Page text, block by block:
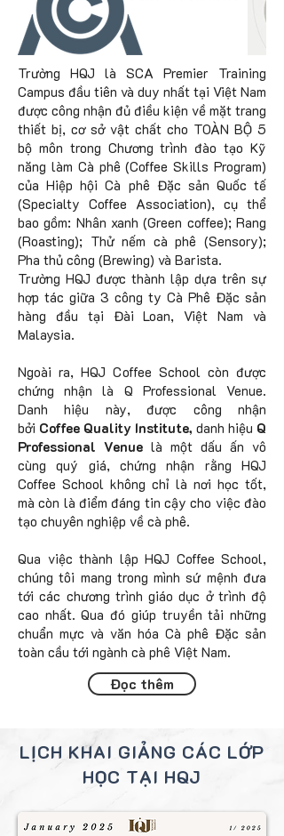
Trường HQJ là SCA Premier Training
Campus đầu tiên và duy nhất tại Việt Nam
được công nhận đủ điều kiện về mặt trang
thiết bị, cơ sở vật chất cho TOÀN BỘ 5
bộ môn trong Chương trình đào tạo Kỹ
năng làm Cà phê (Coffee Skills Program)
của Hiệp hội Cà phê Đặc sản Quốc tế
(Specialty Coffee Association), cụ thể
bao gồm: Nhân xanh (Green coffee); Rang
(Roasting); Thử nếm cà phê (Sensory);
Pha thủ công (Brewing) và Barista.
Trường HQJ được thành lập dựa trên sự
hợp tác giữa 3 công ty Cà Phê Đặc sản
hàng đầu tại Đài Loan, Việt Nam và
Malaysia.
Ngoài ra, HQJ Coffee School còn được
chứng nhận là Q Professional Venue.
Danh hiệu này, được công nhận
bởi Coffee Quality Institute, danh hiệu Q
Professional Venue là một dấu ấn vô
cùng quý giá, chứng nhận rằng HQJ
Coffee School không chỉ là nơi học tốt,
mà còn là điểm đáng tin cậy cho việc đào
tạo chuyên nghiệp về cà phê.
Qua việc thành lập HQJ Coffee School,
chúng tôi mang trong mình sứ mệnh đưa
tới các chương trình giáo dục ở trình độ
cao nhất. Qua đó giúp truyền tải những
chuẩn mực và văn hóa Cà phê Đặc sản
toàn cầu tới ngành cà phê Việt Nam.
Đọc thêm
LỊCH KHAI GIẢNG CÁC LỚP
HỌC TẠI HQJ